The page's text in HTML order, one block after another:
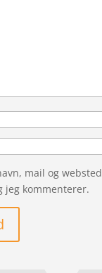
mail og
jeg kommenterer.